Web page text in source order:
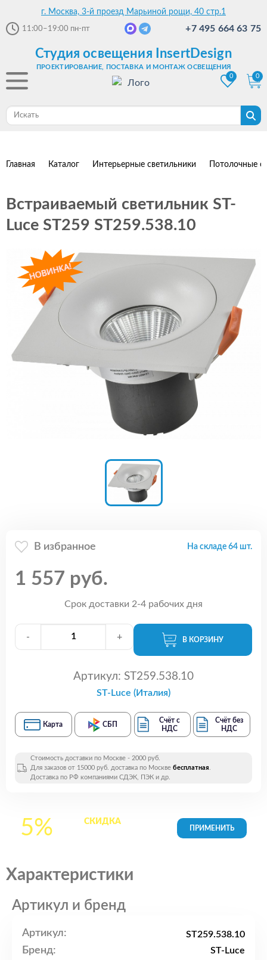
г. Москва, 3-й проезд Марьиной рощи, 40 стр.1
11:00–19:00 пн-пт +7 495 664 63 75
Студия освещения InsertDesign
ПРОЕКТИРОВАНИЕ, ПОСТАВКА И МОНТАЖ ОСВЕЩЕНИЯ
0
0
Главная Каталог Интерьерные светильники Потолочные
Встраиваемый светильник ST-
Luce ST259 ST259.538.10
В избранное На складе 64 шт.
1 557 руб.
Срок доставки 2-4 рабочих дня
- + В КОРЗИНУ
Артикул: ST259.538.10
ST-Luce (Италия)
Карта СБП
Счёт с
НДС
Счёт без
НДС
Стоимость доставки по Москве - 2000 руб.
Для заказов от 15000 руб. доставка по Москве бесплатная.
Доставка по РФ компаниями СДЭК, ПЭК и др.
5% СКИДКАна все
Характеристики
Артикул и бренд
Артикул: ST259.538.10
Бренд: ST-Luce